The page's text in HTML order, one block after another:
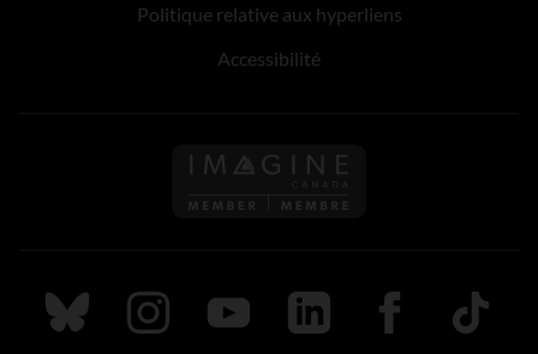
Politique relative aux hyperliens
Accessibilité
Suivez nous sur Bluesky
Suivez nous sur Instagram
Suivez nous sur Youtube
Suivez nous sur LinkedIn
Suivez nous sur
TikTok